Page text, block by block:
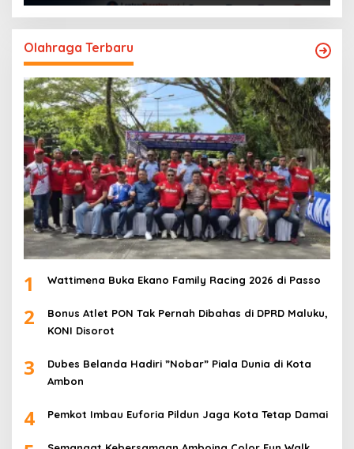
Olahraga Terbaru
1 Wattimena Buka Ekano Family Racing 2026 di Passo
2
Bonus Atlet PON Tak Pernah Dibahas di DPRD Maluku,
KONI Disorot
3
Dubes Belanda Hadiri ”Nobar” Piala Dunia di Kota
Ambon
4 Pemkot Imbau Euforia Pildun Jaga Kota Tetap Damai